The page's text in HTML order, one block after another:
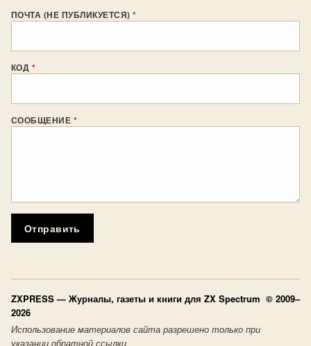
ПОЧТА (НЕ ПУБЛИКУЕТСЯ)*
КОД *
СООБЩЕНИЕ *
Отправить
ZXPRESS — Журналы, газеты и книги для ZX Spectrum © 2009–
2026
Использование материалов сайта разрешено только при
указании обратной ссылки